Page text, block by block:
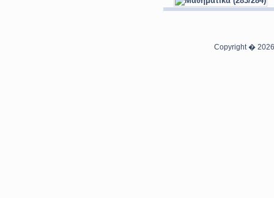
Copyright � 2026